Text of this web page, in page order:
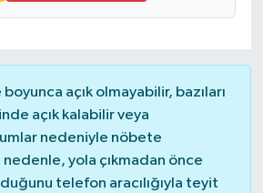
açık olmayabilir, bazıları
açık kalabilir veya
nedeniyle nöbete
yola çıkmadan önce
telefon aracılığıyla teyit
HABERLER